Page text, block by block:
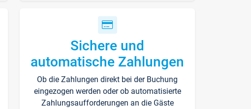
Sichere und
automatische Zahlungen
Ob die Zahlungen direkt bei der Buchung
eingezogen werden oder ob automatisierte
Zahlungsaufforderungen an die Gäste